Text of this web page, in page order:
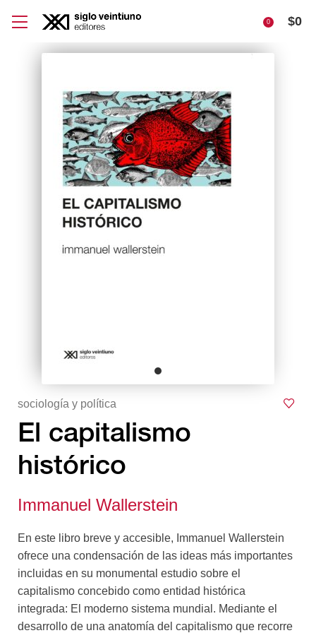
0 $0
sociología y política
El capitalismo
histórico
Immanuel Wallerstein
En este libro breve y accesible, Immanuel Wallerstein
ofrece una condensación de las ideas más importantes
incluidas en su monumental estudio sobre el
capitalismo concebido como entidad histórica
integrada: El moderno sistema mundial. Mediante el
desarrollo de una anatomía del capitalismo que recorre